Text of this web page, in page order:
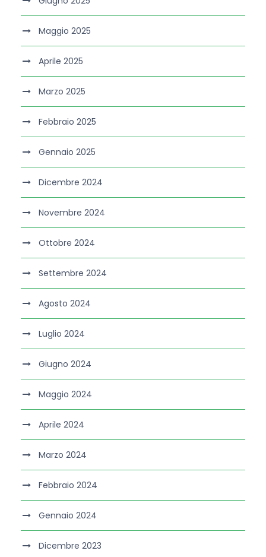
Maggio 2025
Aprile 2025
Marzo 2025
Febbraio 2025
Gennaio 2025
Dicembre 2024
Novembre 2024
Ottobre 2024
Settembre 2024
Agosto 2024
Luglio 2024
Giugno 2024
Maggio 2024
Aprile 2024
Marzo 2024
Febbraio 2024
Gennaio 2024
Dicembre 2023